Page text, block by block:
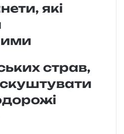
які
страв,
скуштувати